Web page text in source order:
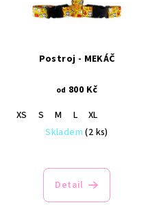
Postroj - MEKÁČ
od 800 Kč
XS
S M L
XL
Skladem(2 ks)
Detail